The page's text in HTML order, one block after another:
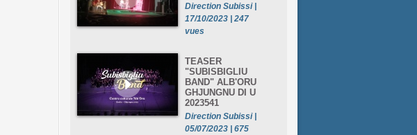
Direction Subissi |
17/10/2023 | 247
vues
TEASER
"SUBISBIGLIU
BAND" ALB'ORU
GHJUNGNU DI U
2023541
Direction Subissi |
05/07/2023 | 675